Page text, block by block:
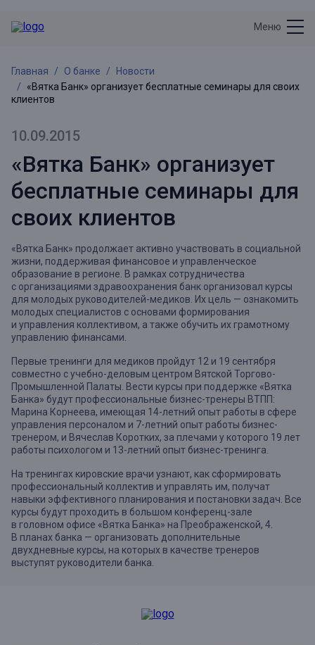
Меню
Главная О банке
Новости
«Вятка Банк» организует бесплатные семинары для своих
клиентов
10.09.2015
«Вятка Банк» организует
бесплатные семинары для
своих клиентов
«Вятка Банк» продолжает активно участвовать в социальной
жизни, поддерживая финансовое и управленческое
образование в регионе. В рамках сотрудничества
с организациями здравоохранения банк организовал курсы
для молодых руководителей-медиков. Их цель — ознакомить
молодых специалистов с основами формирования
и управления коллективом, а также обучить их грамотному
управлению финансами.
Первые тренинги для медиков пройдут 12 и 19 сентября
совместно с учебно-деловым центром Вятской Торгово-
Промышленной Палаты. Вести курсы при поддержке «Вятка
Банка» будут профессиональные бизнес-тренеры ВТПП:
Марина Корнеева, имеющая 14-летний опыт работы в сфере
управления персоналом и 7-летний опыт работы бизнес-
тренером, и Вячеслав Коротких, за плечами у которого 19 лет
работы психологом и 13-летний опыт бизнес-тренинга.
На тренингах кировские врачи узнают, как сформировать
профессиональный коллектив и управлять им, получат
навыки эффективного планирования и постановки задач. Все
курсы будут проходить в большом конференц-зале
в головном офисе «Вятка Банка» на Преображенской, 4.
В планах банка — организовать дополнительные
двухдневные курсы, на которых в качестве тренеров
выступят руководители банка.